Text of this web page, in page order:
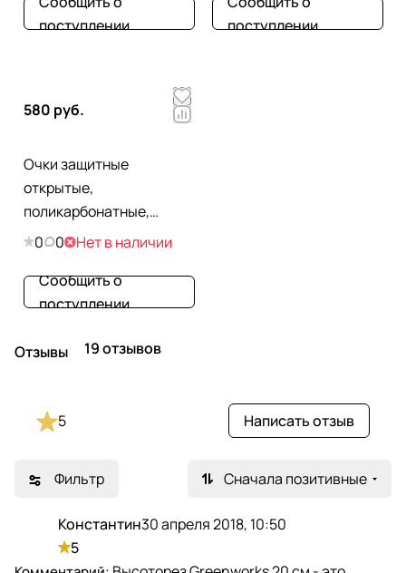
поступлении
поступлении
580 руб.
Очки защитные
открытые,
поликарбонатные,
прозрачная линза,
дужки
0 0
Нет в наличии
Сообщить о
поступлении
Отзывы 19 отзывов
Фильтр Сначала позитивные
Константин30 апреля 2018, 10:50
5
5 Написать отзыв